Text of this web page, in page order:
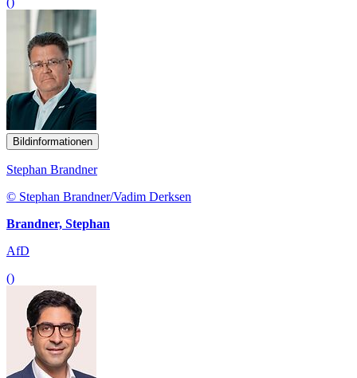
Bildinformationen
Stephan Brandner
© Stephan Brandner/Vadim Derksen
Brandner, Stephan
AfD
()